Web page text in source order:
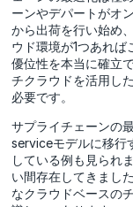
ーンやデパートがオ
から出荷を行い始め
ウド環境が1つあれ
優位性を本当に確立
チクラウドを活用し
必要です。
サプライチェーンの
serviceモデルに移行
している例も見ら
い間存在してきまし
なクラウドベースの